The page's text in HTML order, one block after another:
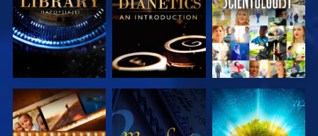
ΕΞΕΡΕΥΝΗΣΤΕ
ΠΑΡΑΚΟΛΟΥΘΗΣΤΕ
ΕΞΕΡΕΥΝΗΣΤΕ